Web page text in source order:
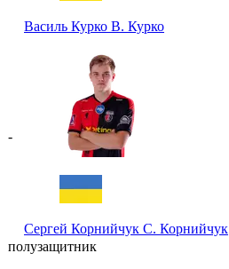
Василь Курко В. Курко
-
Сергей Корнийчук С. Корнийчук
полузащитник